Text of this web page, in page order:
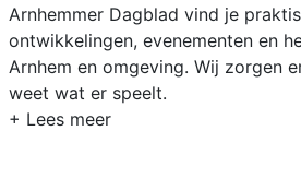
Arnhemmer Dagblad vind je
ontwikkelingen, evenementen en
Arnhem en omgeving. Wij zorgen
weet wat er speelt.